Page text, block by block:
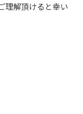
理解頂けると幸い